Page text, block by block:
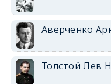
Аверченко
Толстой Лев